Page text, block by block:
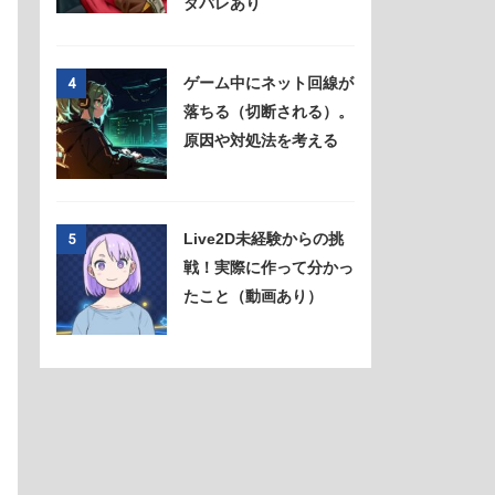
4
ゲーム中にネット回線が
落ちる（切断される）。
原因や対処法を考える
5
Live2D未経験からの挑
戦！実際に作って分かっ
たこと（動画あり）